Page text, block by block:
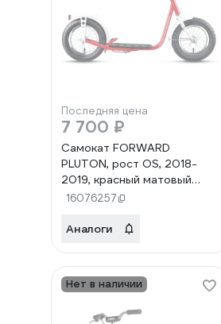
Последняя цена
7 700 ₽
Самокат FORWARD
PLUTON, рост OS, 2018-
2019, красный матовый
RBKW9LNE0002
16076257
Аналоги
Нет в наличии